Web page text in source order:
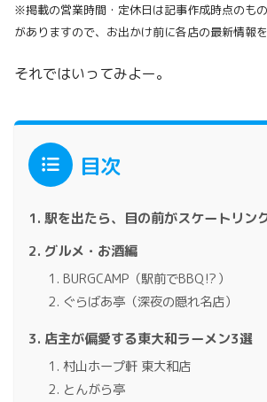
※掲載の営業時間・定休日は記事作成時点のも
がありますので、お出かけ前に各店の最新情報
それではいってみよー。
目次
駅を出たら、目の前がスケートリン
グルメ・お酒編
BURGCAMP（駅前でBBQ⁉）
ぐらばあ亭（深夜の隠れ名店）
店主が偏愛する東大和ラーメン3選
村山ホープ軒 東大和店
とんがら亭